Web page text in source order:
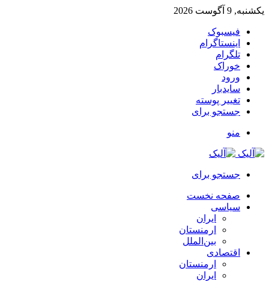
یکشنبه, 9 آگوست 2026
فیسبوک
اینستاگرام
تلگرام
خوراک
ورود
سایدبار
تغییر پوسته
جستجو برای
منو
جستجو برای
صفحه نخست
سیاسی
ایران
ارمنستان
بین‌الملل
اقتصادی
ارمنستان
ایران